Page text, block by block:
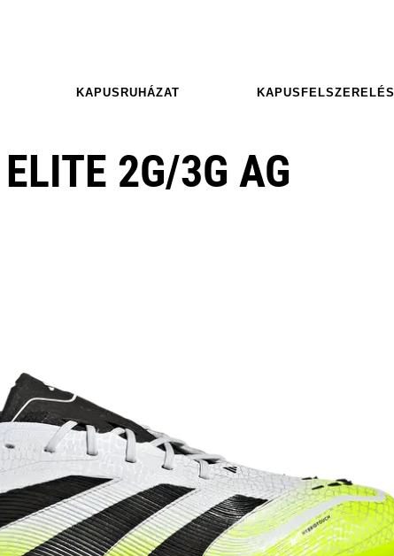
KAPUSRUHÁZAT KAPUSFELSZERELÉS
2G/3G AG